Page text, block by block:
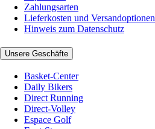
Zahlungsarten
Lieferkosten und Versandoptionen
Hinweis zum Datenschutz
Unsere Geschäfte
Basket-Center
Daily Bikers
Direct Running
Direct-Volley
Espace Golf